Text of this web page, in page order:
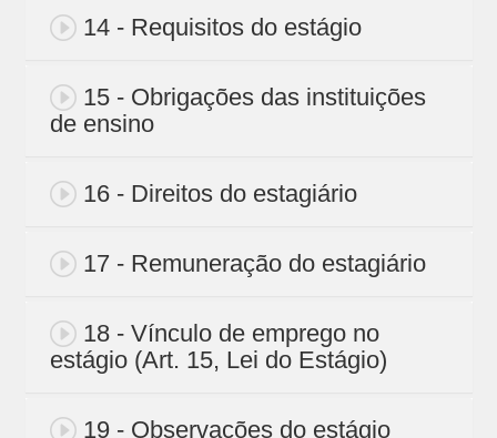
14 - Requisitos do estágio
15 - Obrigações das instituições
de ensino
16 - Direitos do estagiário
17 - Remuneração do estagiário
18 - Vínculo de emprego no
estágio (Art. 15, Lei do Estágio)
19 - Observações do estágio